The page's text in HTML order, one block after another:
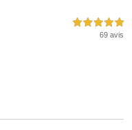
5,0 étoiles sur 5
69 avis